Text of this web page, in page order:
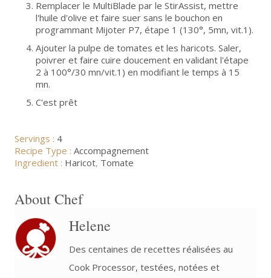
Remplacer le MultiBlade par le StirAssist, mettre
l'huile d'olive et faire suer sans le bouchon en
programmant Mijoter P7, étape 1 (130°, 5mn, vit.1).
Ajouter la pulpe de tomates et les haricots. Saler,
poivrer et faire cuire doucement en validant l'étape
2 à 100°/30 mn/vit.1) en modifiant le temps à 15
mn.
C'est prêt
Servings : 4
Recipe Type :Accompagnement
Ingredient : Haricot, Tomate
About Chef
Helene
Des centaines de recettes réalisées au
Cook Processor, testées, notées et